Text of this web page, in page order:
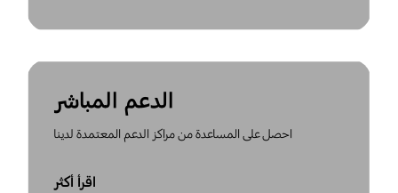
الدعم المباشر
احصل على المساعدة من مراكز الدعم المعتمدة لدينا
اقرأ أكثر